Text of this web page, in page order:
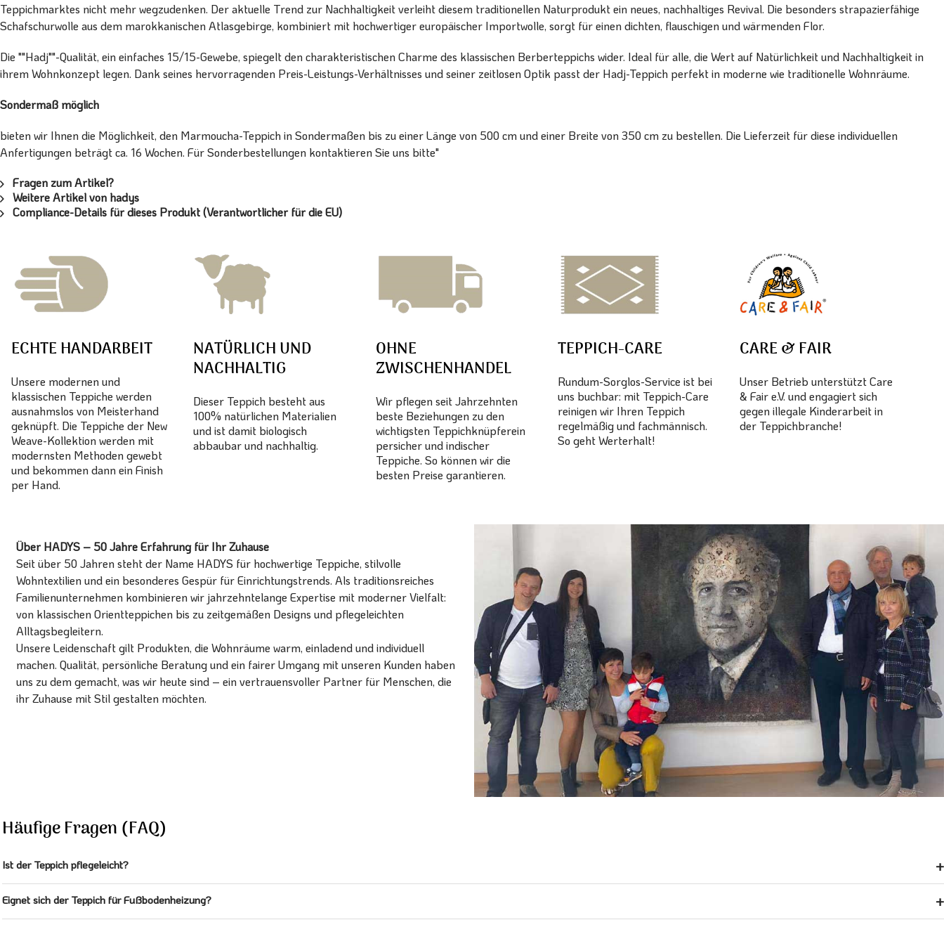
Teppichmarktes nicht mehr wegzudenken. Der aktuelle Trend zur Nachhaltigkeit verleiht diesem traditionellen Naturprodukt ein neues, nachhaltiges Revival. Die besonders strapazierfähige
Schafschurwolle aus dem marokkanischen Atlasgebirge, kombiniert mit hochwertiger europäischer Importwolle, sorgt für einen dichten, flauschigen und wärmenden Flor.
Die ""Hadj""-Qualität, ein einfaches 15/15-Gewebe, spiegelt den charakteristischen Charme des klassischen Berberteppichs wider. Ideal für alle, die Wert auf Natürlichkeit und Nachhaltigkeit in
ihrem Wohnkonzept legen. Dank seines hervorragenden Preis-Leistungs-Verhältnisses und seiner zeitlosen Optik passt der Hadj-Teppich perfekt in moderne wie traditionelle Wohnräume.
Sondermaß möglich
bieten wir Ihnen die Möglichkeit, den Marmoucha-Teppich in Sondermaßen bis zu einer Länge von 500 cm und einer Breite von 350 cm zu bestellen. Die Lieferzeit für diese individuellen
Anfertigungen beträgt ca. 16 Wochen. Für Sonderbestellungen kontaktieren Sie uns bitte"
Fragen zum Artikel?
Weitere Artikel von hadys
Compliance-Details für dieses Produkt (Verantwortlicher für die EU)
ECHTE HANDARBEIT
Unsere modernen und
klassischen Teppiche werden
ausnahmslos von Meisterhand
geknüpft. Die Teppiche der New
Weave-Kollektion werden mit
modernsten Methoden gewebt
und bekommen dann ein Finish
per Hand.
NATÜRLICH UND
NACHHALTIG
Dieser Teppich besteht aus
100% natürlichen Materialien
und ist damit biologisch
abbaubar und nachhaltig.
OHNE
ZWISCHENHANDEL
Wir pflegen seit Jahrzehnten
beste Beziehungen zu den
wichtigsten Teppichknüpferein
persicher und indischer
Teppiche. So können wir die
besten Preise garantieren.
TEPPICH-CARE
Rundum-Sorglos-Service ist bei
uns buchbar: mit Teppich-Care
reinigen wir Ihren Teppich
regelmäßig und fachmännisch.
So geht Werterhalt!
CARE & FAIR
Unser Betrieb unterstützt Care
& Fair e.V. und engagiert sich
gegen illegale Kinderarbeit in
der Teppichbranche!
Über HADYS – 50 Jahre Erfahrung für Ihr Zuhause
Seit über 50 Jahren steht der Name HADYS für hochwertige Teppiche, stilvolle
Wohntextilien und ein besonderes Gespür für Einrichtungstrends. Als traditionsreiches
Familienunternehmen kombinieren wir jahrzehntelange Expertise mit moderner Vielfalt:
von klassischen Orientteppichen bis zu zeitgemäßen Designs und pflegeleichten
Alltagsbegleitern.
Unsere Leidenschaft gilt Produkten, die Wohnräume warm, einladend und individuell
machen. Qualität, persönliche Beratung und ein fairer Umgang mit unseren Kunden haben
uns zu dem gemacht, was wir heute sind – ein vertrauensvoller Partner für Menschen, die
ihr Zuhause mit Stil gestalten möchten.
Häufige Fragen (FAQ)
Ist der Teppich pflegeleicht?
Eignet sich der Teppich für Fußbodenheizung?